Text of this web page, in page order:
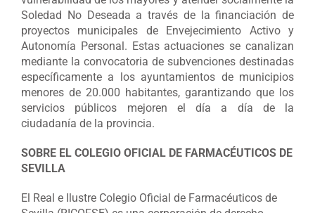
Soledad No Deseada a través de la financiación de
proyectos municipales de Envejecimiento Activo y
Autonomía Personal. Estas actuaciones se canalizan
mediante la convocatoria de subvenciones destinadas
específicamente a los ayuntamientos de municipios
menores de 20.000 habitantes, garantizando que los
servicios públicos mejoren el día a día de la
ciudadanía de la provincia.
SOBRE EL COLEGIO OFICIAL DE FARMACÉUTICOS DE
SEVILLA
El Real e Ilustre Colegio Oficial de Farmacéuticos de